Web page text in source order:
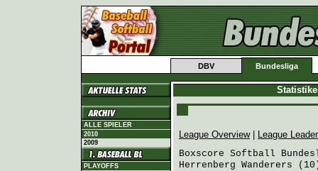
DBV Bundesliga
ALLE SPIELER
2010
2009
PLAYOFFS
League Overview|
League
Boxscore Softball
Herrenberg Wanderers